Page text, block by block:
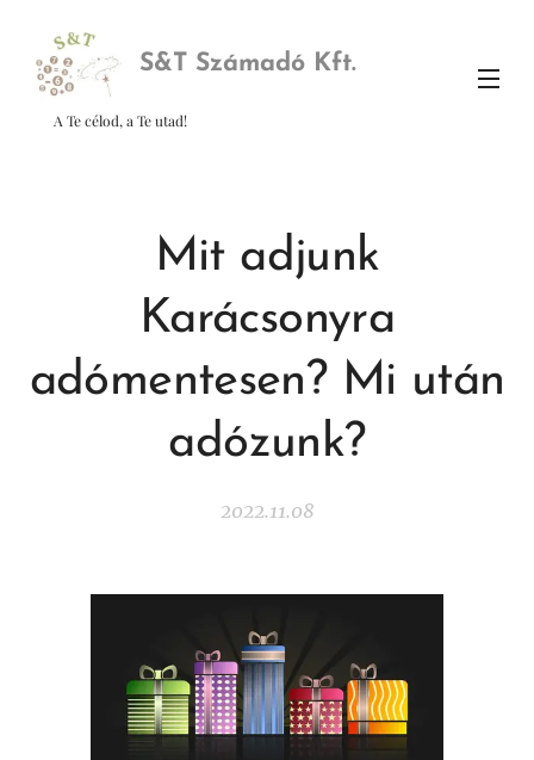
S&T Számadó Kft.
A Te célod, a Te utad!
Mit adjunk
Karácsonyra
adómentesen? Mi után
adózunk?
2022.11.08